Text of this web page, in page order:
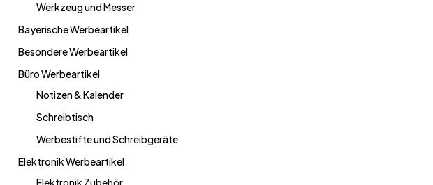
Werkzeug und Messer
Bayerische Werbeartikel
Besondere Werbeartikel
Büro Werbeartikel
Notizen & Kalender
Schreibtisch
Werbestifte und Schreibgeräte
Elektronik Werbeartikel
Elektronik Zubehör